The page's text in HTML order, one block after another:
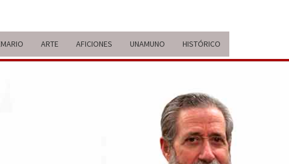
ARTE AFICIONES UNAMUNO HISTÓRICO